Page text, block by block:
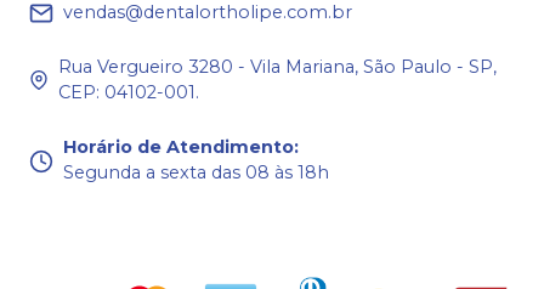
vendas@dentalortholipe.com.br
Rua Vergueiro 3280 - Vila Mariana, São Paulo - SP,
CEP: 04102-001.
Horário de Atendimento:
Segunda a sexta das 08 às 18h